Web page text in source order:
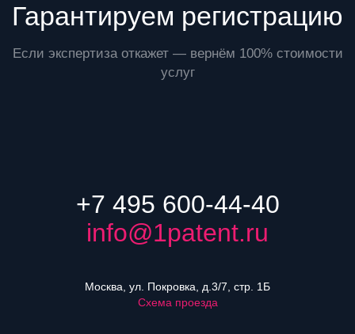
Гарантируем регистрацию
Если экспертиза откажет — вернём 100% стоимости
услуг
+7 495 600-44-40
info@1patent.ru
Москва, ул. Покровка, д.3/7, стр. 1Б
Схема проезда